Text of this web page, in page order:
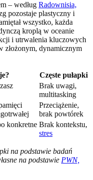
– według Radownisia,
pozostaje plastyczny i
wszystko, każda
kroplą w oceanie
i utrwalenia kluczowych
złożonym, dynamicznym
Częste pułapki
Brak uwagi,
multitasking
Przeciążenie,
brak powtórek
konkretne Brak kontekstu,
stres
na podstawie badań
na podstawie PWN,